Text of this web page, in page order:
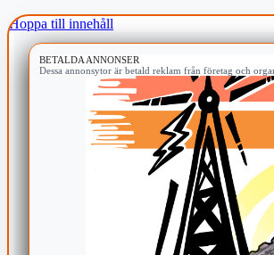
Hoppa till innehåll
BETALDA ANNONSER
Dessa annonsytor är betald reklam från företag och